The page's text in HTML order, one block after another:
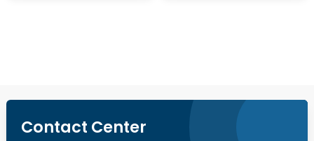
Contact Center